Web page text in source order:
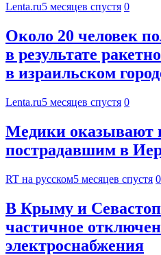
Lenta.ru5 месяцев спустя 0
Около 20 человек
в результате
в израильском
Lenta.ru5 месяцев спустя 0
Медики оказывают
пострадавшим в
RT на русском5 месяцев спустя 0
В Крыму и
частичное
электроснабжения